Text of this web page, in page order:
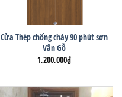
Cửa Thép chống cháy 90 phút sơn
Vân Gỗ
1,200,000₫